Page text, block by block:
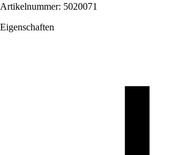
Artikelnummer: 5020071
Eigenschaften